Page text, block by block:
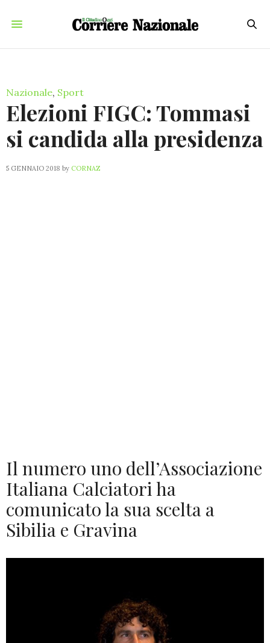
Nazionale, Sport
Elezioni FIGC: Tommasi
si candida alla presidenza
5 GENNAIO 2018 by CORNAZ
Il numero uno dell’Associazione
Italiana Calciatori ha
comunicato la sua scelta a
Sibilia e Gravina